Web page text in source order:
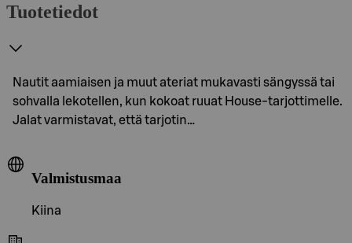
Tuotetiedot
Nautit aamiaisen ja muut ateriat mukavasti sängyssä tai
sohvalla lekotellen, kun kokoat ruuat House-tarjottimelle.
Jalat varmistavat, että tarjotin…
Valmistusmaa
Kiina